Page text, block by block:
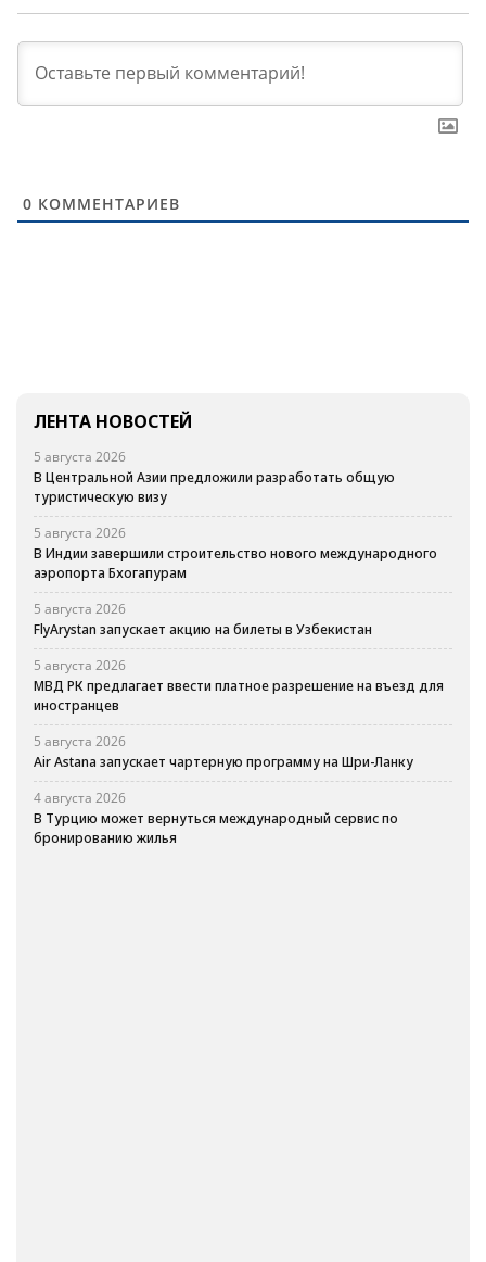
0 КОММЕНТАРИЕВ
ЛЕНТА НОВОСТЕЙ
5 августа 2026
В Центральной Азии предложили разработать общую
туристическую визу
5 августа 2026
В Индии завершили строительство нового международного
аэропорта Бхогапурам
5 августа 2026
FlyArystan запускает акцию на билеты в Узбекистан
5 августа 2026
МВД РК предлагает ввести платное разрешение на въезд для
иностранцев
5 августа 2026
Air Astana запускает чартерную программу на Шри-Ланку
4 августа 2026
В Турцию может вернуться международный сервис по
бронированию жилья